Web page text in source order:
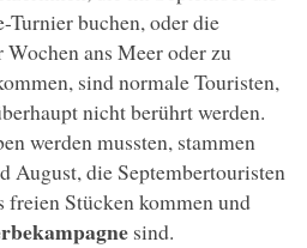
buchen, oder die
ans Meer oder zu
sind normale Touristen,
nicht berührt werden.
werden mussten, stammen
August, die Septembertouristen
freien Stücken kommen und
sind.